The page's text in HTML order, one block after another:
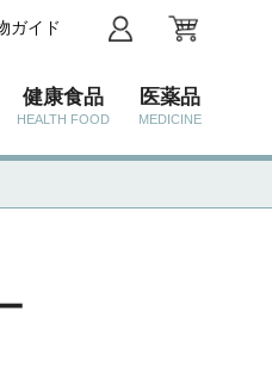
健康食品
HEALTH FOOD
医薬品
MEDICINE
ガイド